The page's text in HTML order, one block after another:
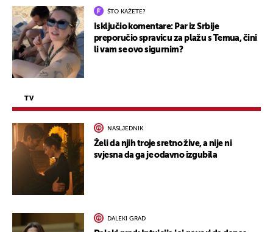
ŠTO KAŽETE?
Isključio komentare: Par iz Srbije
preporučio spravicu za plažu s Temua, čini
li vam se ovo sigurnim?
TV
NASLJEDNIK
Želi da njih troje sretno žive, a nije ni
svjesna da ga je odavno izgubila
DALEKI GRAD